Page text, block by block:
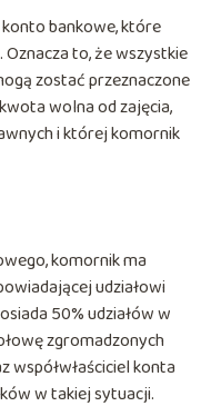
bankowe, które
to, że wszystkie
zostać przeznaczone
wolna od zajęcia,
i której komornik
komornik ma
udziałowi
50% udziałów w
zgromadzonych
współwłaściciel konta
w takiej sytuacji.